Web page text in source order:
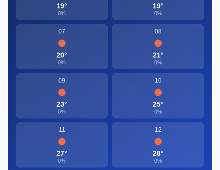
19°
0%
19°
0%
07
20°
0%
08
21°
0%
09
23°
0%
10
25°
0%
11
27°
0%
12
28°
0%